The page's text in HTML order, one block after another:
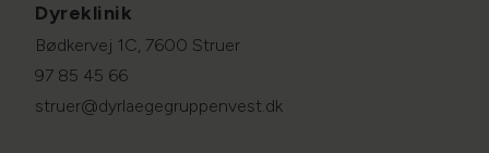
Dyreklinik
Bødkervej 1C, 7600 Struer
97 85 45 66
struer@dyrlaegegruppenvest.dk